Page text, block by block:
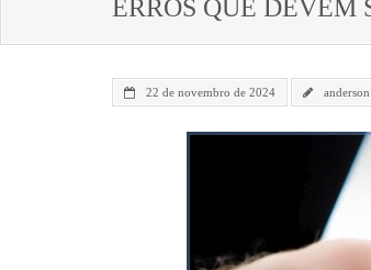
ERROS QUE DEVEM
22 de novembro de 2024 anderson